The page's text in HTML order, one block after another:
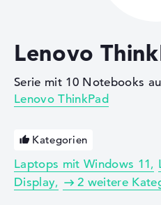
Lenovo
Serie mit 10 Notebooks
Lenovo ThinkPad
Kategorien
Laptops mit Windows 11
Display
2 weitere